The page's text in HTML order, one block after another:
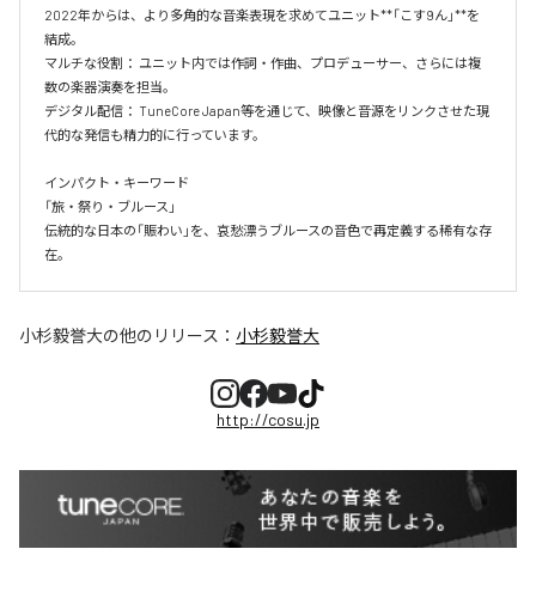
2022年からは、より多角的な音楽表現を求めてユニット**「こす9ん」**を
結成。
マルチな役割： ユニット内では作詞・作曲、プロデューサー、さらには複
数の楽器演奏を担当。
デジタル配信： TuneCore Japan等を通じて、映像と音源をリンクさせた現
代的な発信も精力的に行っています。
インパクト・キーワード
「旅・祭り・ブルース」
伝統的な日本の「賑わい」を、哀愁漂うブルースの音色で再定義する稀有な存
在。
小杉毅誉大の他のリリース： 小杉毅誉大
http://cosu.jp